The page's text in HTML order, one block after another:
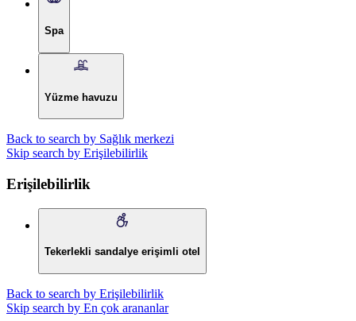
Spa
Yüzme havuzu
Back to search by Sağlık merkezi
Skip search by Erişilebilirlik
Erişilebilirlik
Tekerlekli sandalye erişimli otel
Back to search by Erişilebilirlik
Skip search by En çok arananlar